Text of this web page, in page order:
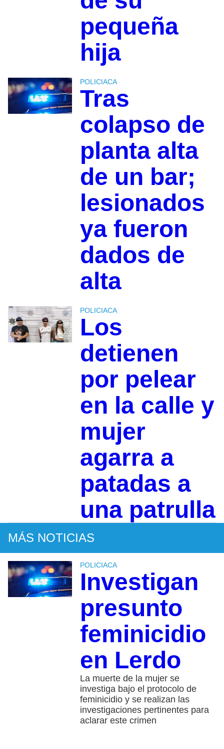
pequeña
hija
POLICIACA
Tras
colapso de
planta alta
de un bar;
lesionados
ya fueron
dados de
alta
POLICIACA
Los
detienen
por pelear
en la calle y
mujer
agarra a
patadas a
una patrulla
MÁS NOTICIAS
POLICIACA
Investigan
presunto
feminicidio
en Lerdo
La muerte de la mujer se
investiga bajo el protocolo de
feminicidio y se realizan las
investigaciones pertinentes para
aclarar este crimen